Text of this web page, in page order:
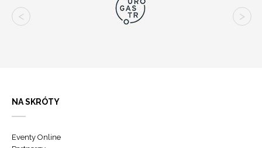
NA SKRÓTY
Eventy Online